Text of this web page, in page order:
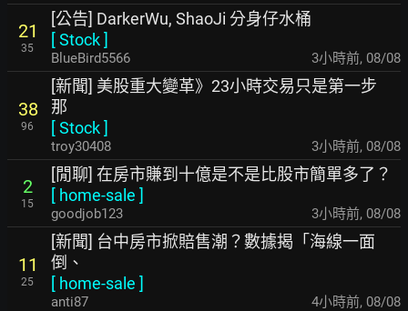
21
35
[公告] DarkerWu, ShaoJi 分身仔水桶
[Stock]
BlueBird5566 3小時前, 08/08
38
96
[新聞] 美股重大變革》23小時交易只是第一步
那
[Stock]
troy30408 3小時前, 08/08
2
15
[閒聊] 在房市賺到十億是不是比股市簡單多了？
[ home-sale ]
goodjob123 3小時前, 08/08
11
25
[新聞] 台中房市掀賠售潮？數據揭「海線一面
倒、
[ home-sale ]
anti87 4小時前, 08/08